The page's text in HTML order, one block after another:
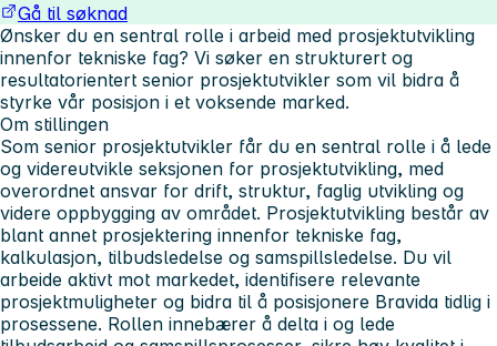
Gå til søknad
Ønsker du en sentral rolle i arbeid med prosjektutvikling
innenfor tekniske fag? Vi søker en strukturert og
resultatorientert senior prosjektutvikler som vil bidra å
styrke vår posisjon i et voksende marked.
Om stillingen
Som senior prosjektutvikler får du en sentral rolle i å lede
og videreutvikle seksjonen for prosjektutvikling, med
overordnet ansvar for drift, struktur, faglig utvikling og
videre oppbygging av området. Prosjektutvikling består av
blant annet prosjektering innenfor tekniske fag,
kalkulasjon, tilbudsledelse og samspillsledelse. Du vil
arbeide aktivt mot markedet, identifisere relevante
prosjektmuligheter og bidra til å posisjonere Bravida tidlig i
prosessene. Rollen innebærer å delta i og lede